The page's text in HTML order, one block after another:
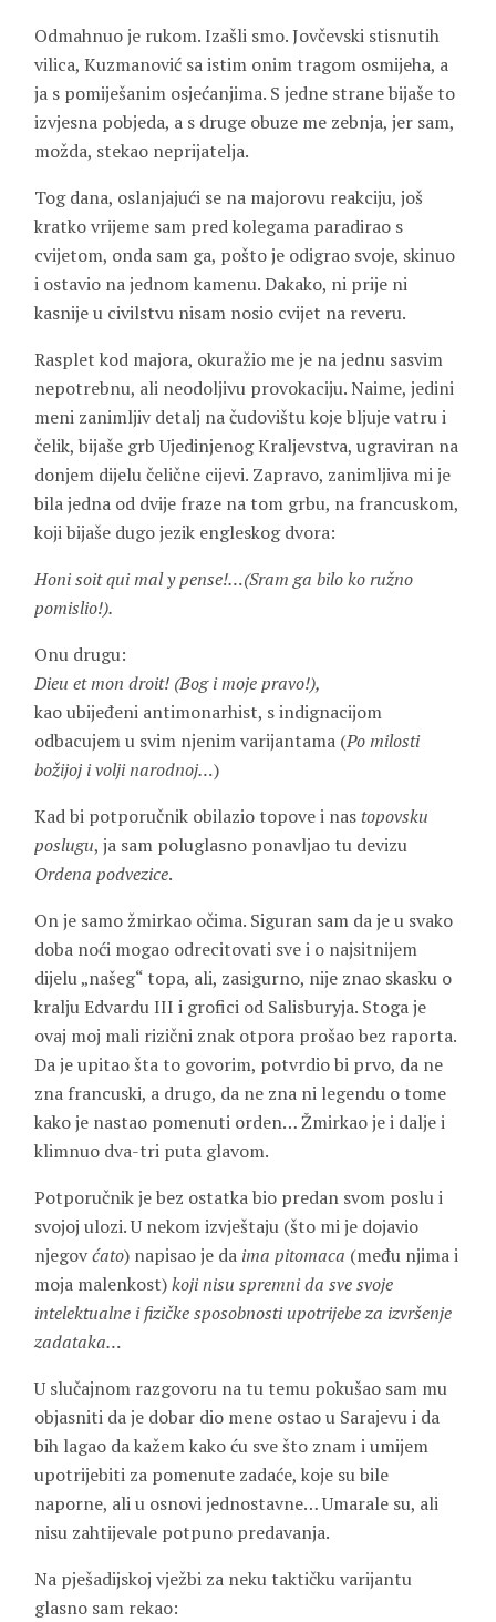
Odmahnuo je rukom. Izašli smo. Jovčevski stisnutih
vilica, Kuzmanović sa istim onim tragom osmijeha, a
ja s pomiješanim osjećanjima. S jedne strane bijaše to
izvjesna pobjeda, a s druge obuze me zebnja, jer sam,
možda, stekao neprijatelja.
Tog dana, oslanjajući se na majorovu reakciju, još
kratko vrijeme sam pred kolegama paradirao s
cvijetom, onda sam ga, pošto je odigrao svoje, skinuo
i ostavio na jednom kamenu. Dakako, ni prije ni
kasnije u civilstvu nisam nosio cvijet na reveru.
Rasplet kod majora, okuražio me je na jednu sasvim
nepotrebnu, ali neodoljivu provokaciju. Naime, jedini
meni zanimljiv detalj na čudovištu koje bljuje vatru i
čelik, bijaše grb Ujedinjenog Kraljevstva, ugraviran na
donjem dijelu čelične cijevi. Zapravo, zanimljiva mi je
bila jedna od dvije fraze na tom grbu, na francuskom,
koji bijaše dugo jezik engleskog dvora:
Honi soit qui mal y pense!…(Sram ga bilo ko ružno
pomislio!).
Onu drugu:
Dieu et mon droit! (Bog i moje pravo!),
kao ubijeđeni antimonarhist, s indignacijom
odbacujem u svim njenim varijantama (Po milosti
božijoj i volji narodnoj…)
Kad bi potporučnik obilazio topove i nas topovsku
poslugu, ja sam poluglasno ponavljao tu devizu
Ordena podvezice.
On je samo žmirkao očima. Siguran sam da je u svako
doba noći mogao odrecitovati sve i o najsitnijem
dijelu „našeg“ topa, ali, zasigurno, nije znao skasku o
kralju Edvardu III i grofici od Salisburyja. Stoga je
ovaj moj mali rizični znak otpora prošao bez raporta.
Da je upitao šta to govorim, potvrdio bi prvo, da ne
zna francuski, a drugo, da ne zna ni legendu o tome
kako je nastao pomenuti orden… Žmirkao je i dalje i
klimnuo dva-tri puta glavom.
Potporučnik je bez ostatka bio predan svom poslu i
svojoj ulozi. U nekom izvještaju (što mi je dojavio
njegovćato) napisao je da ima pitomaca (među njima i
moja malenkost)koji nisu spremni da sve svoje
intelektualne i fizičke sposobnosti upotrijebe za izvršenje
zadataka…
U slučajnom razgovoru na tu temu pokušao sam mu
objasniti da je dobar dio mene ostao u Sarajevu i da
bih lagao da kažem kako ću sve što znam i umijem
upotrijebiti za pomenute zadaće, koje su bile
naporne, ali u osnovi jednostavne… Umarale su, ali
nisu zahtijevale potpuno predavanja.
Na pješadijskoj vježbi za neku taktičku varijantu
glasno sam rekao: